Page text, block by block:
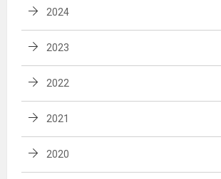
2024
2023
2022
2021
2020